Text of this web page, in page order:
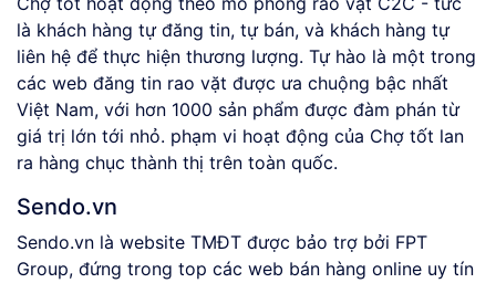
là khách hàng tự đăng tin, tự bán, và khách hàng tự
liên hệ để thực hiện thương lượng. Tự hào là một trong
các web đăng tin rao vặt được ưa chuộng bậc nhất
Việt Nam, với hơn 1000 sản phẩm được đàm phán từ
giá trị lớn tới nhỏ. phạm vi hoạt động của Chợ tốt lan
ra hàng chục thành thị trên toàn quốc.
Sendo.vn
Sendo.vn là website TMĐT được bảo trợ bởi FPT
Group, đứng trong top các web bán hàng online uy tín